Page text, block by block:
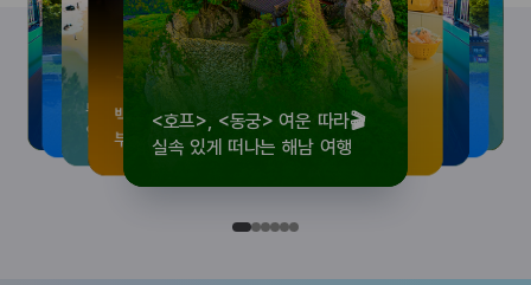
<호프>, <동궁> 여운 따라🎬
실속 있게 떠나는 해남 여행
로컬 감성 수집!
전국 로컬 기념품숍 3곳⭐
우리말이 더 재미있어지는
세종 한글 여행
숲길부터 천년 고찰까지!
마음에 쉼을 더하는 부안
뚜벅이 여행자 주목🚶
양양 1박 2일 코스
백제의 숨결을 따라,
부여에서 만나는 여름
<호프>, <동궁> 여운 따라🎬
실속 있게 떠나는 해남 여행
로컬 감성 수집!
전국 로컬 기념품숍 3곳⭐
우리말이 더 재미있어지는
세종 한글 여행
숲길부터 천년 고찰까지!
마음에 쉼을 더하는 부안
뚜벅이 여행자 주목🚶
양양 1박 2일 코스
백제의 숨결을 따라,
부여에서 만나는 여름
<호프>, <동궁> 여운 따라🎬
실속 있게 떠나는 해남 여행
로컬 감성 수집!
전국 로컬 기념품숍 3곳⭐
우리말이 더 재미있어지는
세종 한글 여행
숲길부터 천년 고찰까지!
마음에 쉼을 더하는 부안
뚜벅이 여행자 주목🚶
양양 1박 2일 코스
백제의 숨결을 따라,
부여에서 만나는 여름